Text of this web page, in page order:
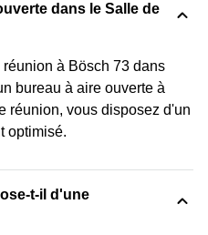
dans le Salle de
à Bösch 73 dans
bureau à aire ouverte à
réunion, vous disposez d'un
optimisé.
t-il d'une